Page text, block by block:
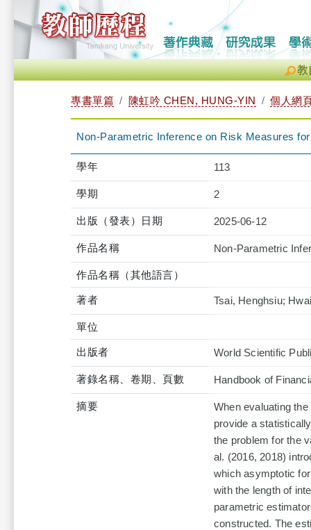
教
專書單篇 陳虹吟 CHEN, HUNG-YIN 個人網
Non-Parametric Inference on Risk Measures
學年 113
學期 2
出版（發表）日期 2025-06-12
作品名稱 Non-Parametric
作品名稱（其他語言）
著者 Tsai, Henghsiu;
單位
出版者 World Scientific
著錄名稱、卷期、頁數 Handbook of
摘要
When evaluating
provide a
the problem for the
al. (2016, 2018)
which asymptotic
with the length of
parametric
constructed. The